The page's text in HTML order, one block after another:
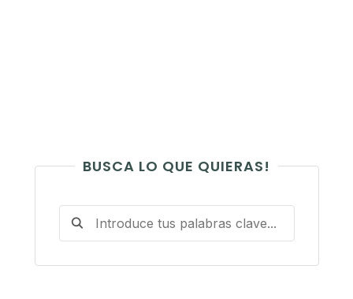
BUSCA LO QUE QUIERAS!